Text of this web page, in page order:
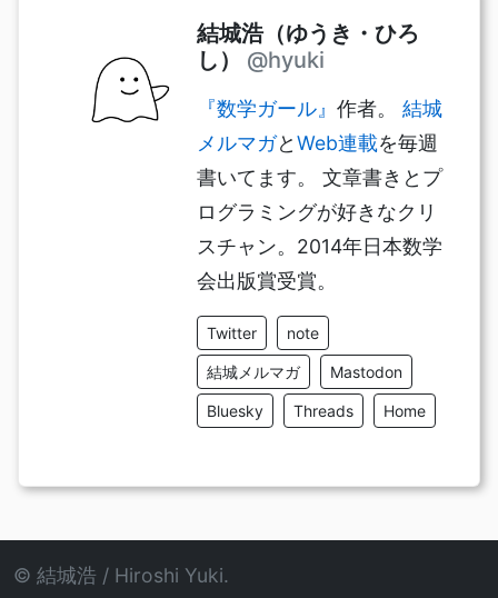
結城浩（ゆうき・ひろ
し）
@hyuki
『数学ガール』 作者。 結城
メルマガとWeb連載を毎週
書いてます。 文章書きとプ
ログラミングが好きなクリ
スチャン。2014年日本数学
会出版賞受賞。
Twitter note
結城メルマガ Mastodon
Bluesky Threads Home
© 結城浩 / Hiroshi Yuki.